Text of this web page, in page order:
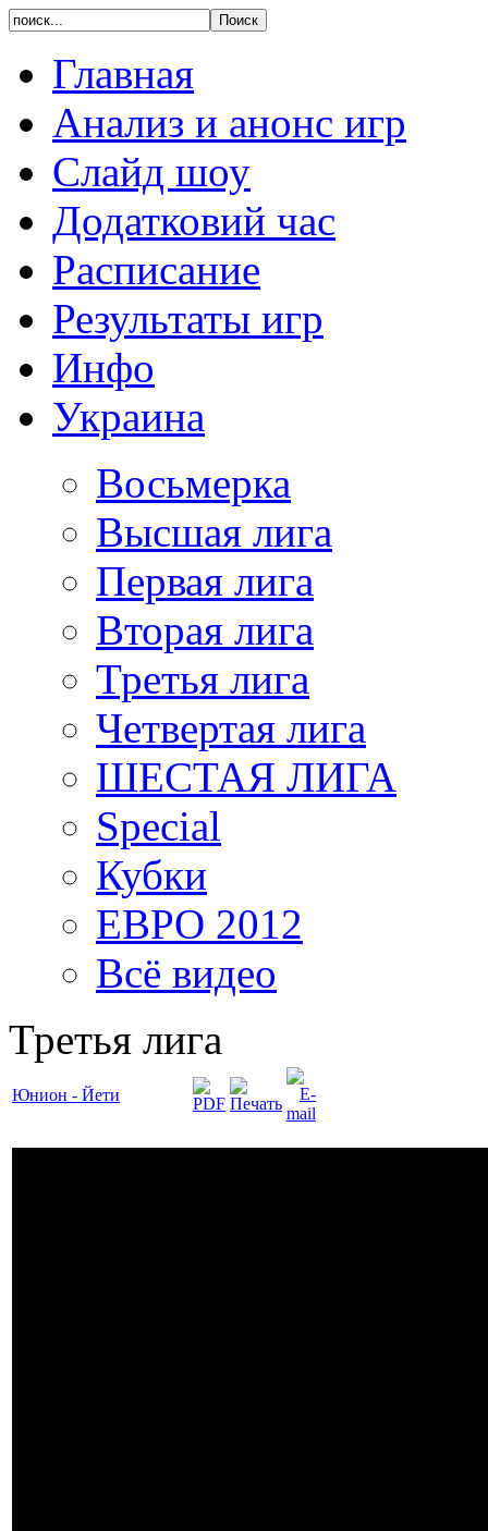
Главная
Анализ и анонс игр
Слайд шоу
Додатковий час
Расписание
Результаты игр
Инфо
Украина
Восьмерка
Высшая лига
Первая лига
Вторая лига
Третья лига
Четвертая лига
ШЕСТАЯ ЛИГА
Special
Кубки
ЕВРО 2012
Всё видео
Третья лига
Юнион - Йети